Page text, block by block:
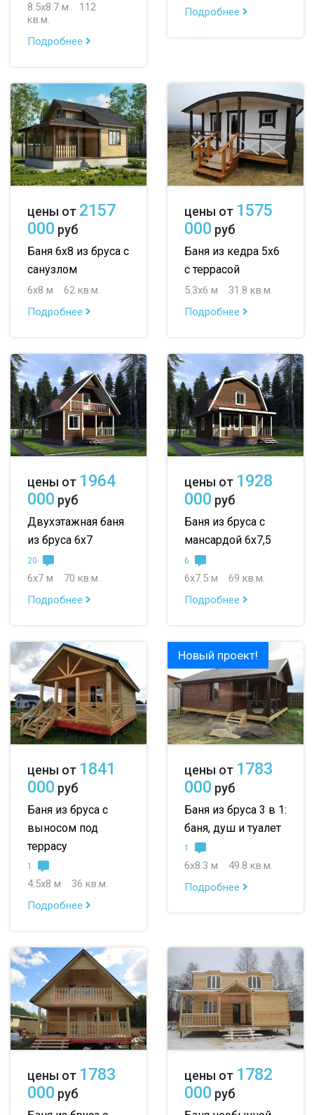
8.5х8.7 м
112
кв.м.
Подробнее
Подробнее
цены от 2157
000 руб
Баня 6х8 из бруса с
санузлом
6х8 м
62 кв.м.
Подробнее
цены от 1575
000 руб
Баня из кедра 5х6
с террасой
5.3х6 м
31.8 кв.м.
Подробнее
цены от 1964
000 руб
Двухэтажная баня
из бруса 6х7
20
6х7 м
70 кв.м.
Подробнее
цены от 1928
000 руб
Баня из бруса с
мансардой 6х7,5
6
6х7.5 м
69 кв.м.
Подробнее
цены от 1841
000 руб
Баня из бруса с
выносом под
террасу
1
4.5х8 м
36 кв.м.
Подробнее
Новый проект!
цены от 1783
000 руб
Баня из бруса 3 в 1:
баня, душ и туалет
1
6х8.3 м
49.8 кв.м.
Подробнее
цены от 1783
000 руб
цены от 1782
000 руб